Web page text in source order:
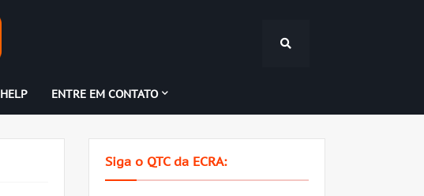
HELP ENTRE EM CONTATO
Siga o QTC da ECRA: